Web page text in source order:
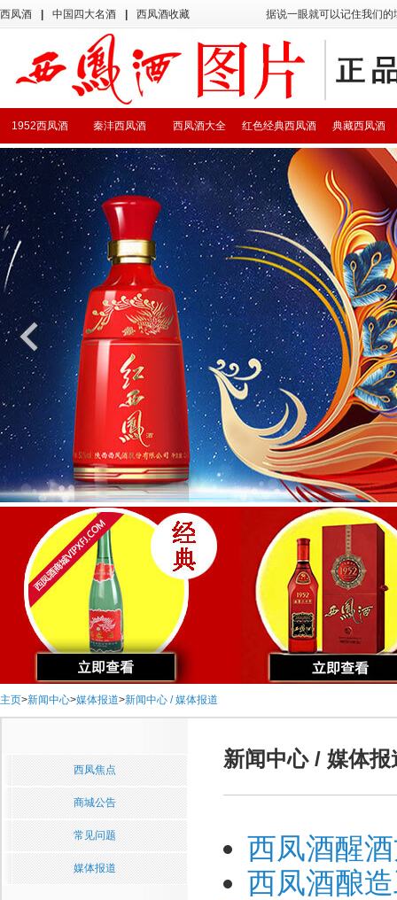
西凤酒 中国四大名酒 西凤酒收藏 据说一眼就可以记住我们
典藏西凤酒
红色经典西凤酒
西凤酒大全
秦沣西凤酒
1952西凤酒
主页>新闻中心>媒体报道>新闻中心 / 媒体报道
西凤焦点
商城公告
常见问题
媒体报道
新闻中心 / 媒体报
西凤酒醒
西凤酒酿